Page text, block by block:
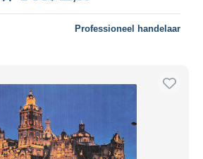
Professioneel handelaar